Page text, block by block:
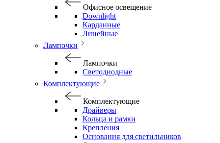
Офисное освещение
Downlight
Карданные
Линейные
Лампочки
Лампочки
Светодиодные
Комплектующие
Комплектующие
Драйверы
Кольца и рамки
Крепления
Основания для светильников